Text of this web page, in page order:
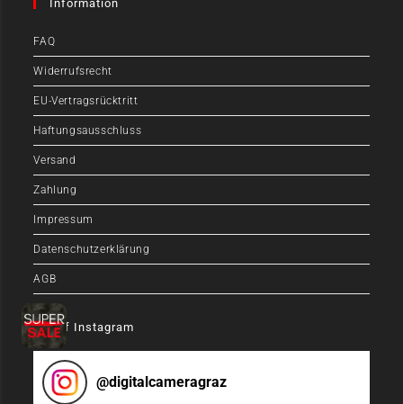
Information
FAQ
Widerrufsrecht
EU-Vertragsrücktritt
Haftungsausschluss
Versand
Zahlung
Impressum
Datenschutzerklärung
AGB
Auf Instagram
@digitalcameragraz